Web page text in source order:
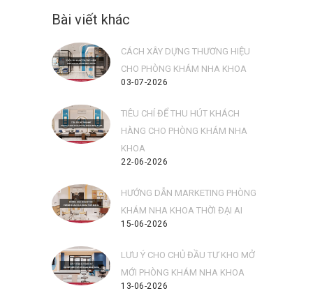
Bài viết khác
CÁCH XÂY DỰNG THƯƠNG HIỆU
CHO PHÒNG KHÁM NHA KHOA
03-07-2026
TIÊU CHÍ ĐỂ THU HÚT KHÁCH
HÀNG CHO PHÒNG KHÁM NHA
KHOA
22-06-2026
HƯỚNG DẪN MARKETING PHÒNG
KHÁM NHA KHOA THỜI ĐẠI AI
15-06-2026
LƯU Ý CHO CHỦ ĐẦU TƯ KHO MỞ
MỚI PHÒNG KHÁM NHA KHOA
13-06-2026